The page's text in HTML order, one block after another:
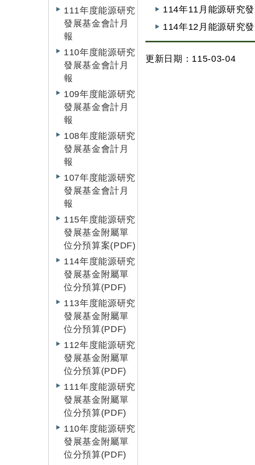
111年度能源研究
發展基金會計月
報
110年度能源研究
發展基金會計月
報
109年度能源研究
發展基金會計月
報
108年度能源研究
發展基金會計月
報
107年度能源研究
發展基金會計月
報
115年度能源研究
發展基金附屬單
位分預算案(PDF)
114年度能源研究
發展基金附屬單
位分預算(PDF)
113年度能源研究
發展基金附屬單
位分預算(PDF)
112年度能源研究
發展基金附屬單
位分預算(PDF)
111年度能源研究
發展基金附屬單
位分預算(PDF)
110年度能源研究
發展基金附屬單
位分預算(PDF)
114年11月能源研究
114年12月能源研究
更新日期：115-03-04